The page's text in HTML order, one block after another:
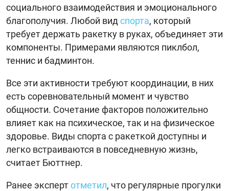
социального взаимодействия и эмоционального
благополучия. Любой вид спорта, который
требует держать ракетку в руках, объединяет эти
компоненты. Примерами являются пиклбол,
теннис и бадминтон.
Все эти активности требуют координации, в них
есть соревновательный момент и чувство
общности. Сочетание факторов положительно
влияет как на психическое, так и на физическое
здоровье. Виды спорта с ракеткой доступны и
легко встраиваются в повседневную жизнь,
считает Бюттнер.
Ранее экспертотметил, что регулярные прогулки